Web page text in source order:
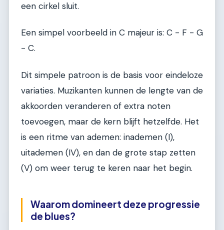
een cirkel sluit.
Een simpel voorbeeld in C majeur is: C - F - G
- C.
Dit simpele patroon is de basis voor eindeloze
variaties. Muzikanten kunnen de lengte van de
akkoorden veranderen of extra noten
toevoegen, maar de kern blijft hetzelfde. Het
is een ritme van ademen: inademen (I),
uitademen (IV), en dan de grote stap zetten
(V) om weer terug te keren naar het begin.
Waarom domineert deze progressie
de blues?